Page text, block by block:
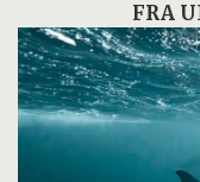
FRA